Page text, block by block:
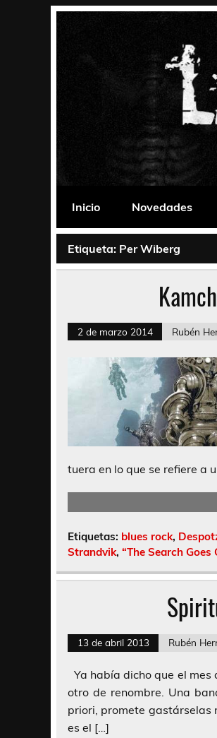
La
Inicio
Novedades
Etiqueta: Per Wiberg
2 de marzo 2014 Rubén
tuera en lo que se refiere a
Etiquetas: blues rock,
Strandvik, “The Search Goes
13 de abril 2013 Rubén
Ya había dicho que el
otro de renombre. Una
priori, promete gastárselas
es el […]